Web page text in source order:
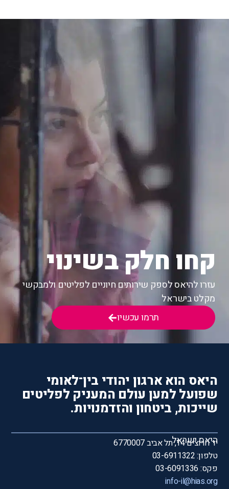
קחו חלק בשינוי
עזרו להיאס לספק שירותים חיוניים לפליטים ולמבקשי
מקלט בישראל
תרמו עכשיו
היאס הוא ארגון יהודי בין־לאומי
שפועל למען עולם המעניק לפליטים
שייכות, ביטחון והזדמנויות.
היאס ישראל
יד חרוצים 14, תל אביב 6770007
טלפון: 03-6911322
פקס: 03-6091336
info-il@hias.org